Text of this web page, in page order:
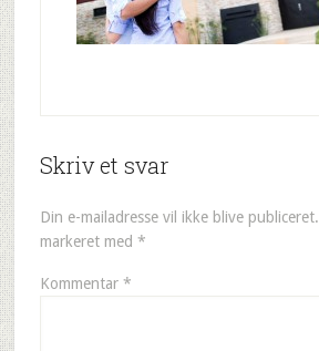
Skriv et svar
Din e-mailadresse vil ikke blive publiceret.
markeret med *
Kommentar *